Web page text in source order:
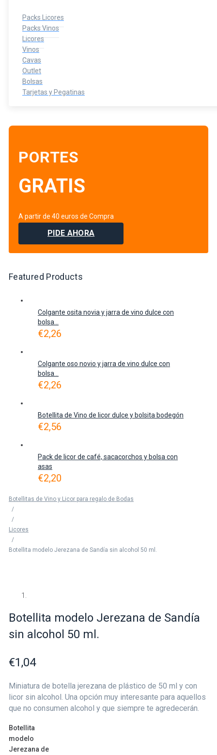
Packs Licores
Packs Vinos
Licores
Vinos
Cavas
Outlet
Bolsas
Tarjetas y Pegatinas
PORTES
GRATIS
A partir de 40 euros de Compra
PIDE AHORA
Featured Products
Colgante osita novia y jarra de vino dulce con
bolsa...
€2,26
Colgante oso novio y jarra de vino dulce con
bolsa...
€2,26
Botellita de Vino de licor dulce y bolsita bodegón
€2,56
Pack de licor de café, sacacorchos y bolsa con
asas
€2,20
Botellitas de Vino y Licor para regalo de Bodas
/
/
Licores
/
Botellita modelo Jerezana de Sandía sin alcohol 50 ml.
Botellita modelo Jerezana de Sandía
sin alcohol 50 ml.
€1,04
Miniatura de botella jerezana de plástico de 50 ml y con
licor sin alcohol. Una opción muy interesante para aquellos
que no consumen alcohol y que siempre te agredecerán.
Botellita
modelo
Jerezana de